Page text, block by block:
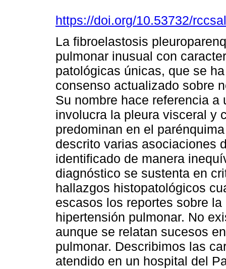
https://doi.org/10.53732/
La fibroelastosis
pulmonar inusual con
patológicas únicas, que se
consenso actualizado sobre
Su nombre hace referencia
involucra la pleura visceral y
predominan en el
descrito varias asociaciones
identificado de manera
diagnóstico se sustenta en
hallazgos histopatológicos
escasos los reportes sobre
hipertensión pulmonar. No
aunque se relatan sucesos
pulmonar. Describimos las
atendido en un hospital del